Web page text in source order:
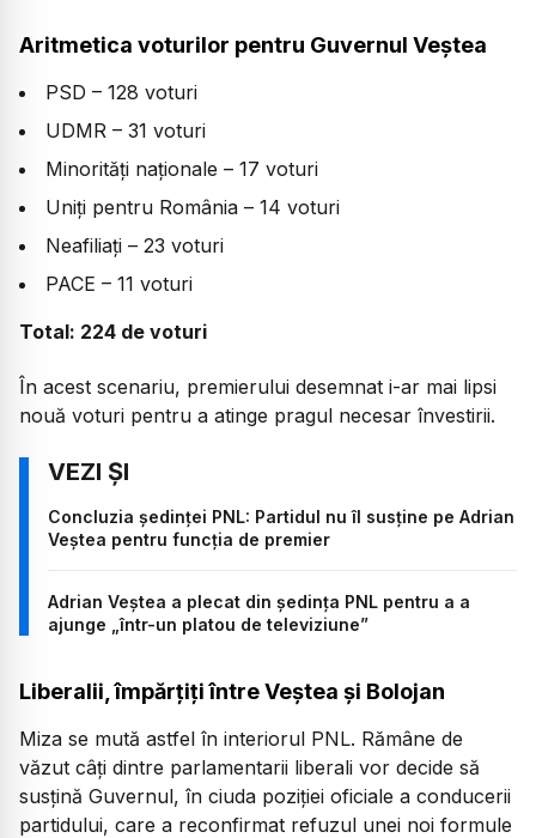
Aritmetica voturilor pentru Guvernul Veștea
PSD – 128 voturi
UDMR – 31 voturi
Minorități naționale – 17 voturi
Uniți pentru România – 14 voturi
Neafiliați – 23 voturi
PACE – 11 voturi
Total: 224 de voturi
În acest scenariu, premierului desemnat i-ar mai lipsi
nouă voturi pentru a atinge pragul necesar învestirii.
Concluzia ședinței PNL: Partidul nu îl susține pe Adrian
Veștea pentru funcția de premier
Adrian Veștea a plecat din ședința PNL pentru a a
ajunge „într-un platou de televiziune”
Liberalii, împărțiți între Veștea și Bolojan
Miza se mută astfel în interiorul PNL. Rămâne de
văzut câți dintre parlamentarii liberali vor decide să
susțină Guvernul, în ciuda poziției oficiale a conducerii
partidului, care a reconfirmat refuzul unei noi formule